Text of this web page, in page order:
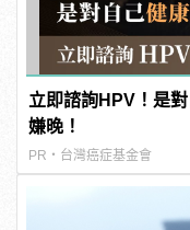
立即諮詢HPV！是
嫌晚！
PR・台灣癌症基金會